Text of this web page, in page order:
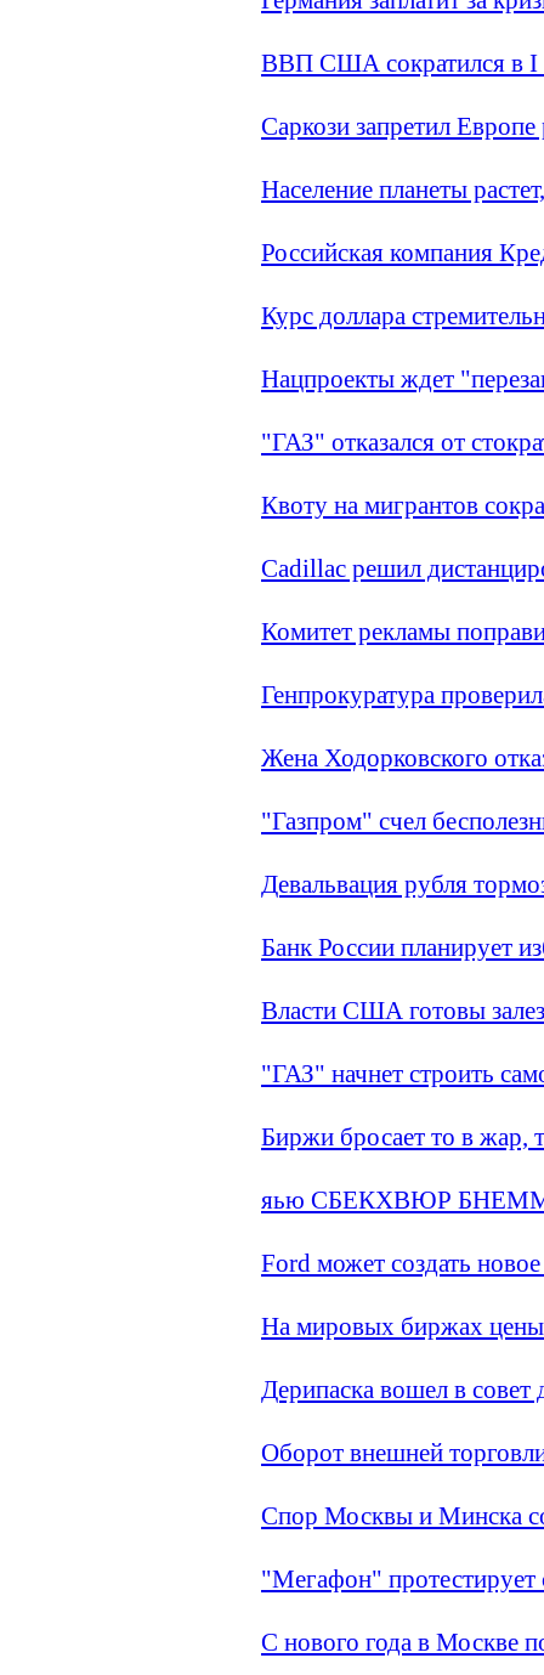
ВВП США сократился в I
Саркози запретил
Население планеты
Российская компания
Курс доллара
Нацпроекты ждет
"ГАЗ" отказался от
Квоту на мигрантов
Cadillac решил
Комитет рекламы
Генпрокуратура
Жена Ходорковского
"Газпром" счел
Девальвация рубля
Банк России планирует
Власти США готовы
"ГАЗ" начнет строить
Биржи бросает то в жар,
яью СБЕКХВЮР
Ford может создать
На мировых биржах цены
Дерипаска вошел в
Оборот внешней
Спор Москвы и Минска
"Мегафон" протестирует
С нового года в Москве